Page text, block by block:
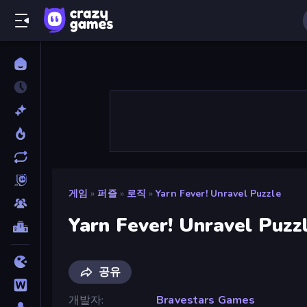
게임 » 퍼즐 » 로직 » Yarn Fever! Unravel Puzzle
Yarn Fever! Unravel
공유
개발자
Bravestars Games